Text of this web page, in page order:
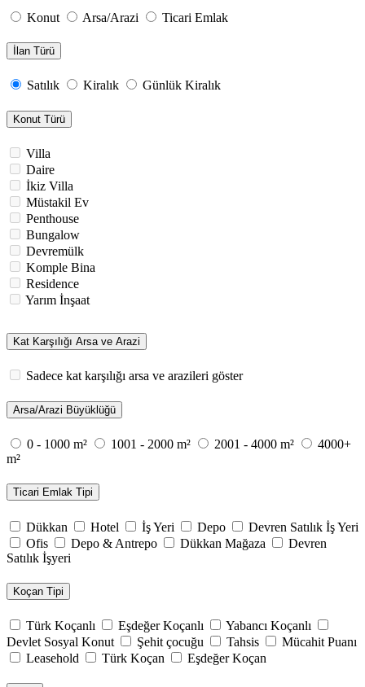
Konut Arsa/Arazi Ticari Emlak
İlan Türü
Satılık Kiralık Günlük Kiralık
Konut Türü
Villa
Daire
İkiz Villa
Müstakil Ev
Penthouse
Bungalow
Devremülk
Komple Bina
Residence
Yarım İnşaat
Kat Karşılığı Arsa ve Arazi
Sadece kat karşılığı arsa ve arazileri göster
Arsa/Arazi Büyüklüğü
0 - 1000 m² 1001 - 2000 m² 2001 - 4000 m²
4000+
m²
Ticari Emlak Tipi
Dükkan Hotel İş Yeri Depo
Devren Satılık İş Yeri
Ofis
Depo & Antrepo Dükkan Mağaza
Devren
Satılık İşyeri
Koçan Tipi
Türk Koçanlı Eşdeğer Koçanlı
Yabancı Koçanlı
Devlet Sosyal Konut
Şehit çocuğu Tahsis
Mücahit Puanı
Leasehold
Türk Koçan Eşdeğer Koçan